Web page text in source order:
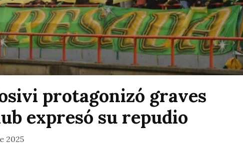
protagonizó graves
expresó su repudio
2025